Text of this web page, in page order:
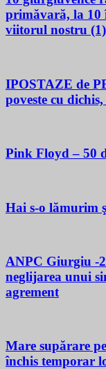
primăvară, la 10
viitorul nostru (1)
IPOSTAZE de
poveste cu
Pink Floyd – 50
Hai s-o lămurim
ANPC Giurgiu -
neglijarea unui
agrement
Mare supărare
închis temporar